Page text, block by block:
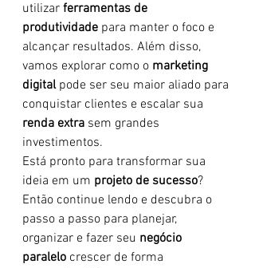
utilizar ferramentas de
produtividade para manter o foco e
alcançar resultados. Além disso,
vamos explorar como o marketing
digital pode ser seu maior aliado para
conquistar clientes e escalar sua
renda extra sem grandes
investimentos.
Está pronto para transformar sua
ideia em um projeto de sucesso?
Então continue lendo e descubra o
passo a passo para planejar,
organizar e fazer seu negócio
paralelo crescer de forma